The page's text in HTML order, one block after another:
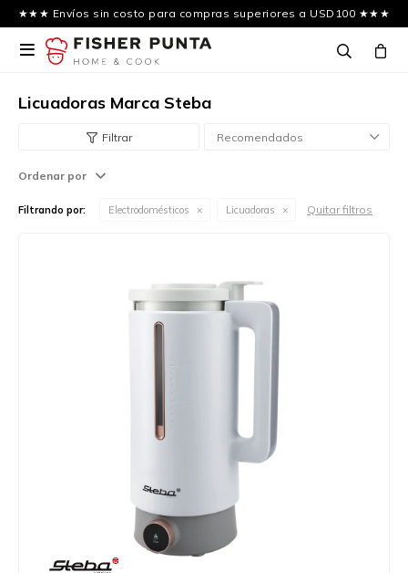
★★★ Envíos sin costo para compras superiores a USD100 ★★★

Licuadoras Marca Steba
Recomendados
Ordenar por
Filtrando por: Electrodomésticos Licuadoras Quitar filtros